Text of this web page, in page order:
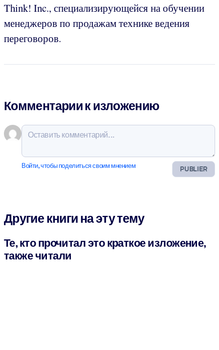
Think! Inc., специализирующейся на обучении
менеджеров по продажам технике ведения
переговоров.
Комментарии к изложению
PUBLIER
Войти, чтобы поделиться своим мнением
Другие книги на эту тему
Те, кто прочитал это краткое изложение,
также читали